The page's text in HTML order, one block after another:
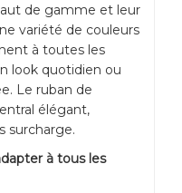
de gamme et leur
variété de couleurs
à toutes les
look quotidien ou
Le ruban de
élégant,
surcharge.
à tous les